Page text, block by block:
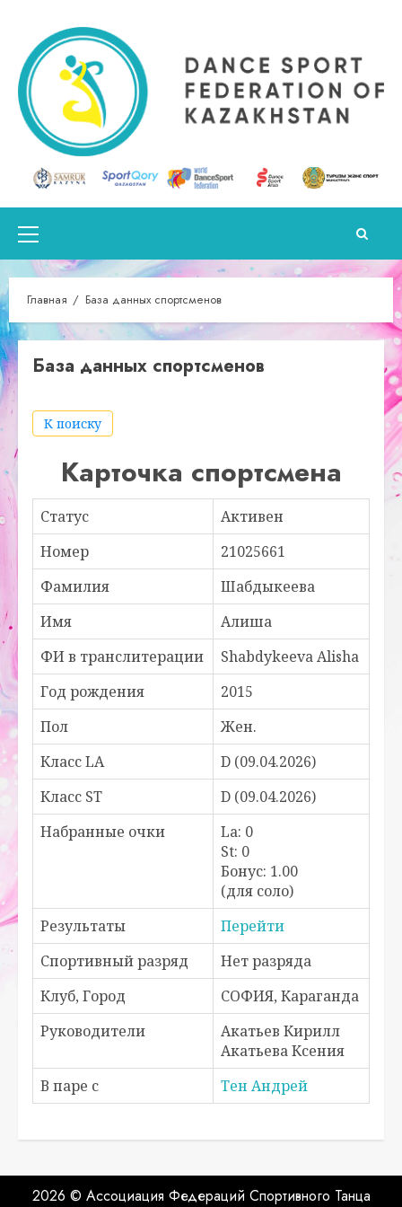
содержимому
Основное
меню
Главная База данных спортсменов
База данных спортсменов
К поиску
Карточка спортсмена
Статус
Активен
Номер
21025661
Фамилия
Шабдыкеева
Имя
Алиша
ФИ в транслитерации
Shabdykeeva Alisha
Год рождения
2015
Пол
Жен.
Класс LA
D (09.04.2026)
Класс ST
D (09.04.2026)
Набранные очки
La: 0
St: 0
Бонус: 1.00
(для соло)
Результаты
Перейти
Спортивный разряд
Нет разряда
Клуб, Город
СОФИЯ, Караганда
Руководители
Акатьев Кирилл
Акатьева Ксения
В паре с
Тен Андрей
2026 © Ассоциация Федераций Спортивного Танца